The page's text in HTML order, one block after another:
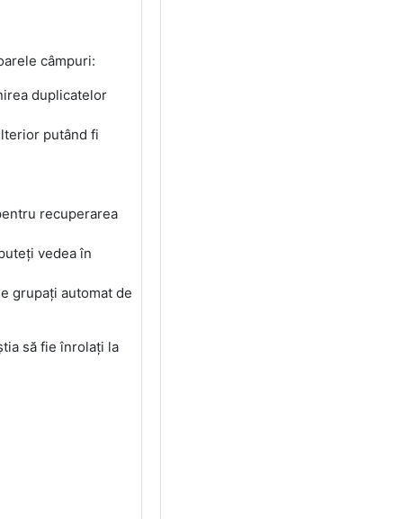
câmpuri:
duplicatelor
putând fi
recuperarea
vedea în
grupați automat de
să fie înrolați la